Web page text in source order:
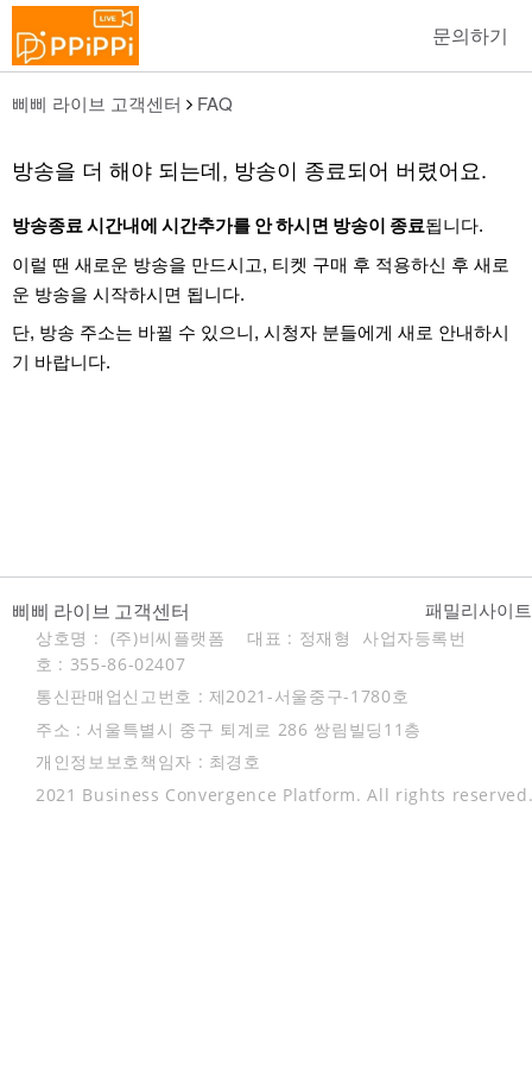
문의하기
삐삐 라이브 고객센터 FAQ
방송을 더 해야 되는데, 방송이 종료되어 버렸어요.
방송종료 시간내에 시간추가를 안 하시면 방송이 종료됩니다.
이럴 땐 새로운 방송을 만드시고, 티켓 구매 후 적용하신 후 새로
운 방송을 시작하시면 됩니다.
단, 방송 주소는 바뀔 수 있으니, 시청자 분들에게 새로 안내하시
기 바랍니다.
삐삐 라이브 고객센터 패밀리사이
상호명 : (주)비씨플랫폼 대표 : 정재형 사업자등록번
호 : 355-86-02407
통신판매업신고번호 : 제2021-서울중구-1780호
주소 : 서울특별시 중구 퇴계로 286 쌍림빌딩11층
개인정보보호책임자 : 최경호
2021 Business Convergence Platform. All rights